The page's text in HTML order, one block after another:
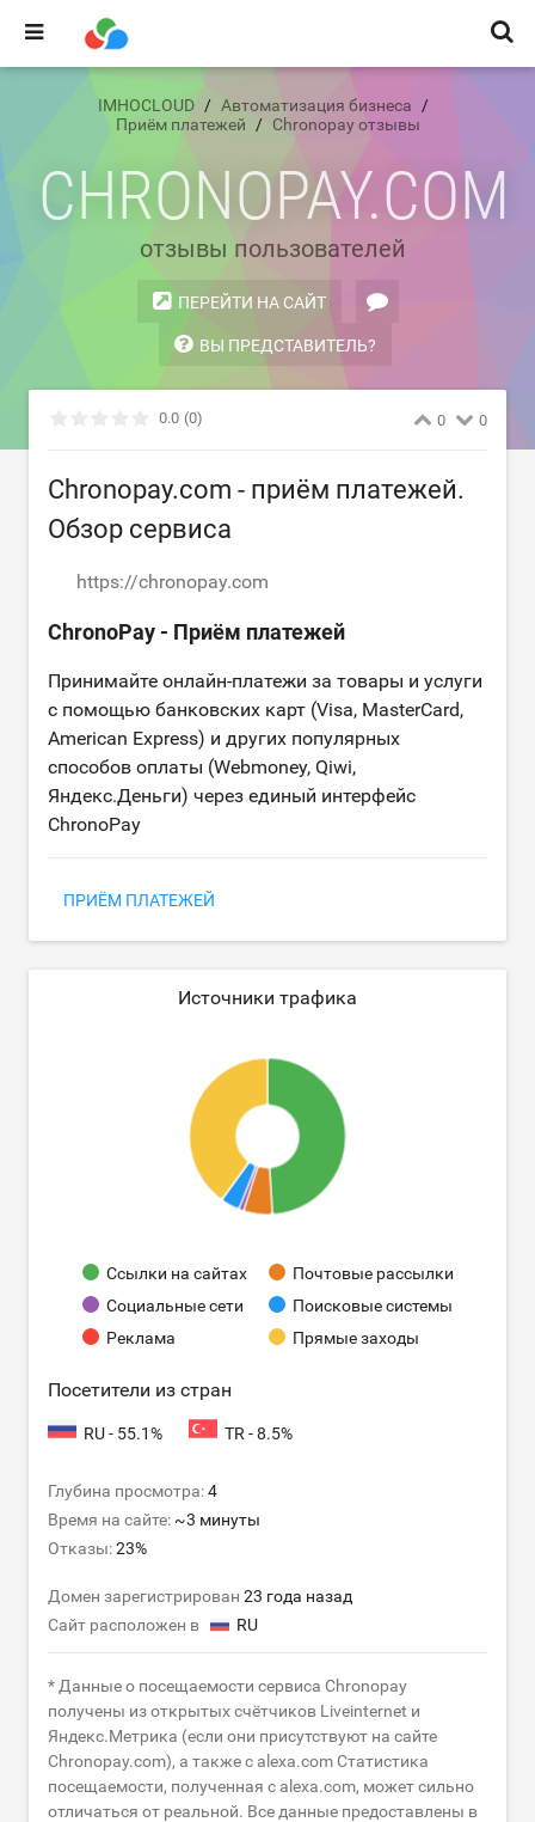
IMHOCLOUD
Автоматизация бизнеса
Приём платежей
Chronopay отзывы
CHRONOPAY.COM
отзывы пользователей
ПЕРЕЙТИ НА САЙТ
ВЫ ПРЕДСТАВИТЕЛЬ?
0.0 (0) 0 0
Chronopay.com - приём платежей.
Обзор сервиса
https://chronopay.com
ChronoPay - Приём платежей
Принимайте онлайн-платежи за товары и услуги
с помощью банковских карт (Visa, MasterCard,
American Express) и других популярных
способов оплаты (Webmoney, Qiwi,
Яндекс.Деньги) через единый интерфейс
ChronoPay
ПРИЁМ ПЛАТЕЖЕЙ
Источники трафика
Ссылки на сайтах
Почтовые рассылки
Социальные сети
Поисковые системы
Реклама
Прямые заходы
Посетители из стран
RU - 55.1% TR - 8.5%
Глубина просмотра:4
Время на сайте: ~3 минуты
Отказы:23%
Домен зарегистрирован 23 года назад
Сайт расположен в
RU
* Данные о посещаемости сервиса Chronopay
получены из открытых счётчиков Liveinternet и
Яндекс.Метрика (если они присутствуют на сайте
Chronopay.com), а также с alexa.com Статистика
посещаемости, полученная с alexa.com, может сильно
отличаться от реальной. Все данные предоставлены в